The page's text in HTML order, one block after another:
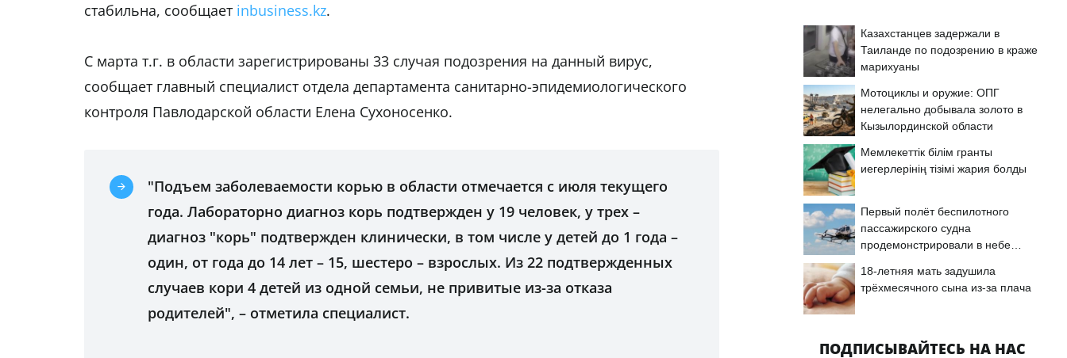
стабильна, сообщает inbusiness.kz.
С марта т.г. в области зарегистрированы 33 случая подозрения на данный вирус,
сообщает главный специалист отдела департамента санитарно-эпидемиологического
контроля Павлодарской области Елена Сухоносенко.
"Подъем заболеваемости корью в области отмечается с июля текущего
года. Лабораторно диагноз корь подтвержден у 19 человек, у трех –
диагноз "корь" подтвержден клинически, в том числе у детей до 1 года –
один, от года до 14 лет – 15, шестеро – взрослых. Из 22 подтвержденных
случаев кори 4 детей из одной семьи, не привитые из-за отказа
родителей", – отметила специалист.
Казахстанцев задержали в
Таиланде по подозрению в краже
марихуаны
Мотоциклы и оружие: ОПГ
нелегально добывала золото в
Кызылординской области
Мемлекеттік білім гранты
иегерлерінің тізімі жария болды
Первый полёт беспилотного
пассажирского судна
продемонстрировали в небе
18-летняя мать задушила
трёхмесячного сына из-за плача
ПОДПИСЫВАЙТЕСЬ НА НАС